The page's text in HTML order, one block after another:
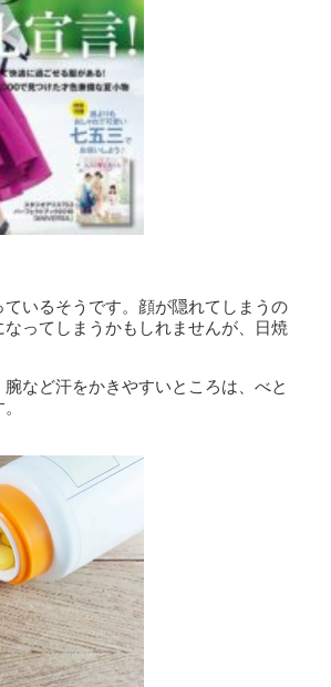
いるそうです。顔が隠れてしまうの
ってしまうかもしれませんが、日焼
など汗をかきやすいところは、べと